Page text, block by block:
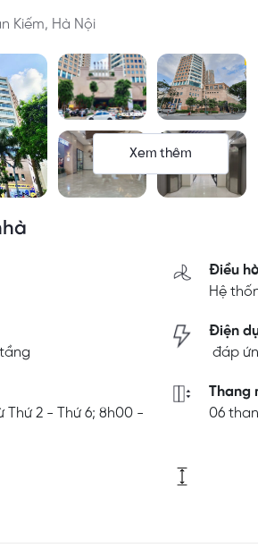
Kiếm, Hà Nội
Xem thêm
Điều
Hệ
Điện
đáp
Thứ 2 - Thứ 6; 8h00 -
Thang
06